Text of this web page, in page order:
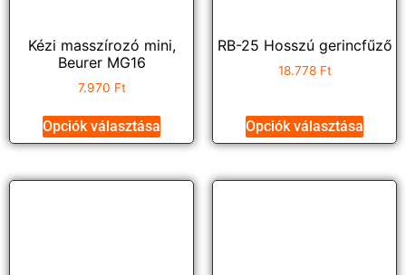
Kézi masszírozó mini,
Beurer MG16
7.970 Ft
Opciók választása
RB-25 Hosszú gerincfűző
18.778 Ft
Opciók választása